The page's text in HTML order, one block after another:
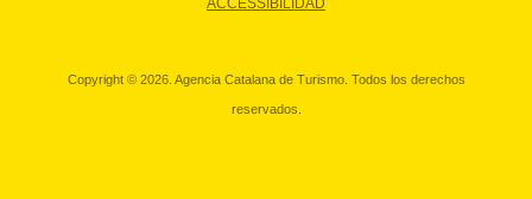
ACCESSIBILIDAD
Copyright © 2026. Agencia Catalana de Turismo. Todos los derechos
reservados.